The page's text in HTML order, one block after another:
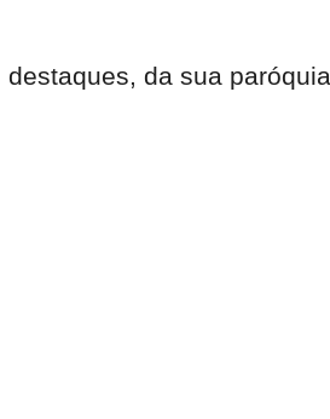
destaques, da sua paróquia